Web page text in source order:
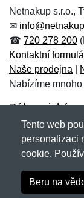
Jméno: *
Zpráva*
E-mail:*
Netnakup s.r.o.,
✉
☎ 720 278 200
Kontaktní
Naše prodejna
Nabízíme
Zákaznický
Novinky
Copyright ©
NetIQ. Všechna
Tento web
personalizaci
cookie.
Beru na